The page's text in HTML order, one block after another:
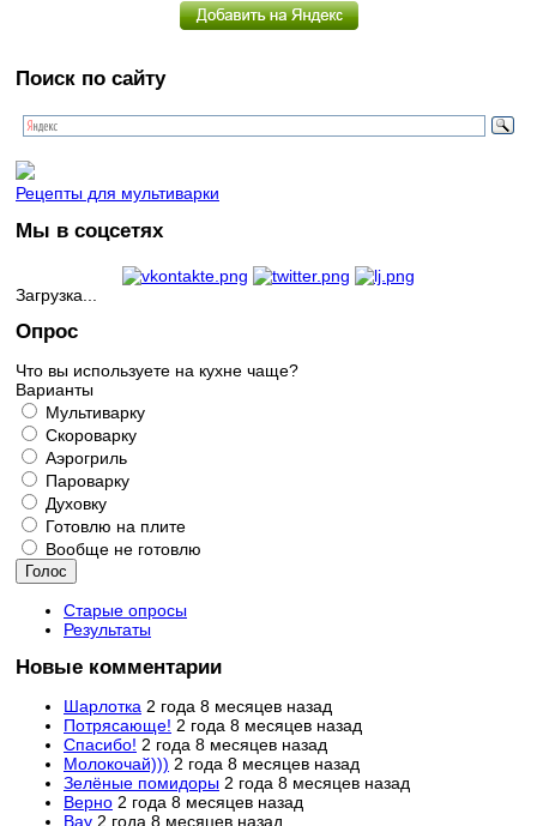
Поиск по сайту
Рецепты для мультиварки
Мы в соцсетях
Загрузка...
Опрос
Что вы используете на кухне чаще?
Варианты
Мультиварку
Скороварку
Аэрогриль
Пароварку
Духовку
Готовлю на плите
Вообще не готовлю
Старые опросы
Результаты
Новые комментарии
Шарлотка 2 года 8 месяцев назад
Потрясающе! 2 года 8 месяцев назад
Спасибо! 2 года 8 месяцев назад
Молокочай))) 2 года 8 месяцев назад
Зелёные помидоры 2 года 8 месяцев назад
Верно 2 года 8 месяцев назад
Вау 2 года 8 месяцев назад